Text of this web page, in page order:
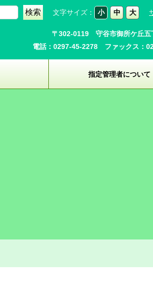
文字サイズ： 小 中 大
〒302-0119 守谷市御所ケ丘五
電話：0297-45-2278 ファックス：
指定管理者について